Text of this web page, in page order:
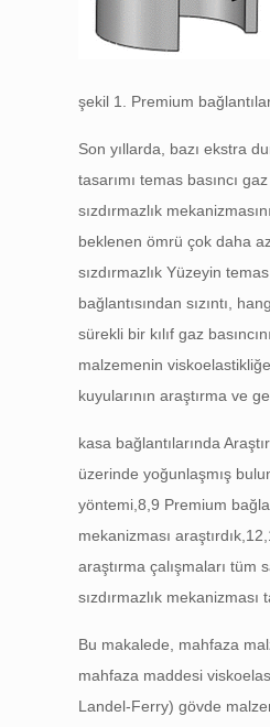
şekil 1. Premium
Son yıllarda, bazı ekstra
tasarımı temas basıncı
sızdırmazlık
beklenen ömrü çok daha
sızdırmazlık Yüzeyin
bağlantısından sızıntı,
sürekli bir kılıf gaz
malzemenin
kuyularının araştırma ve
kasa bağlantılarında
üzerinde yoğunlaşmış
yöntemi,8,9 Premium
mekanizması
araştırma çalışmaları tüm
sızdırmazlık
Bu makalede, mahfaza
mahfaza maddesi
Landel-Ferry) gövde